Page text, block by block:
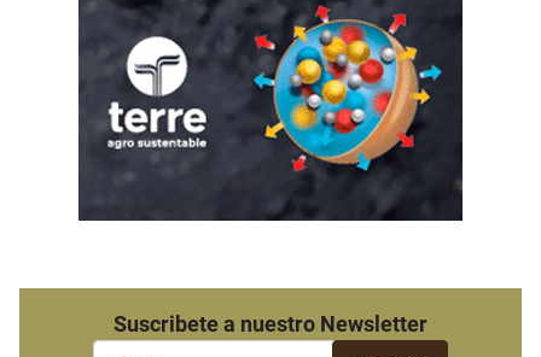
Suscribete a nuestro Newsletter